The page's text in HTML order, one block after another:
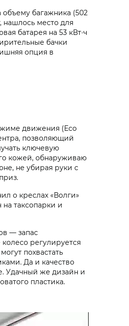
багажника (502
нашлось место для
батарея на 53 кВт∙ч
бачки
опция в
движения (Eco
позволяющий
ключевую
кожей, обнаруживаю
не убирая руки с
о креслах «Волги»
таксопарки и
— запас
регулируется
похвастать
Да и качество
Удачный же дизайн и
пластика.